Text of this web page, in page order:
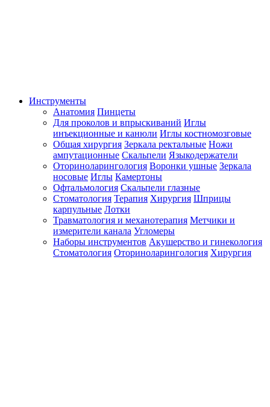
Инструменты
Анатомия Пинцеты
Для проколов и впрыскиваний Иглы
инъекционные и канюли Иглы костномозговые
Общая хирургия Зеркала ректальные Ножи
ампутационные Скальпели Языкодержатели
Оториноларингология Воронки ушные Зеркала
носовые Иглы Камертоны
Офтальмология Скальпели глазные
Стоматология Терапия Хирургия Шприцы
карпульные Лотки
Травматология и механотерапия Метчики и
измерители канала Угломеры
Наборы инструментов Акушерство и гинекология
Стоматология Оториноларингология Хирургия